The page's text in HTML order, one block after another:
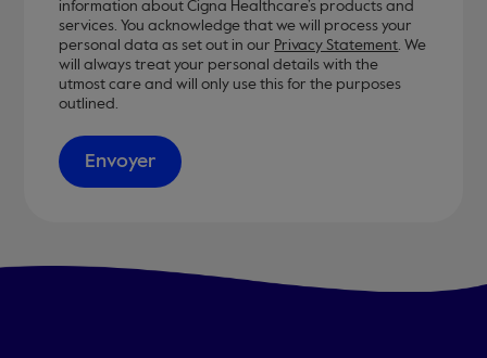
information about Cigna Healthcare’s products and
services. You acknowledge that we will process your
personal data as set out in our Privacy Statement. We
will always treat your personal details with the
utmost care and will only use this for the purposes
outlined.
Envoyer